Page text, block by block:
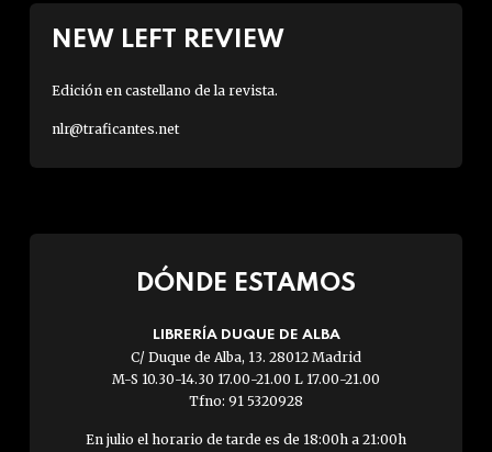
NEW LEFT REVIEW
Edición en castellano de la revista.
nlr@traficantes.net
DÓNDE ESTAMOS
LIBRERÍA DUQUE DE ALBA
C/ Duque de Alba, 13. 28012 Madrid
M-S 10.30-14.30 17.00-21.00 L 17.00-21.00
Tfno: 91 5320928
En julio el horario de tarde es de 18:00h a 21:00h